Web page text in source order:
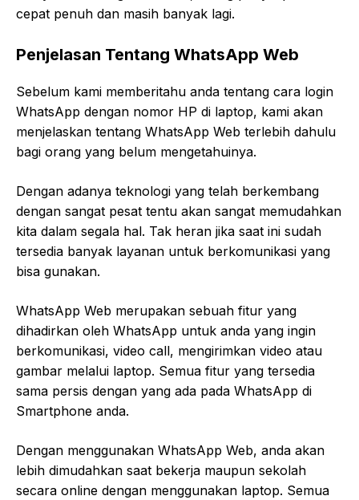
cepat penuh dan masih banyak lagi.
Penjelasan Tentang WhatsApp Web
Sebelum kami memberitahu anda tentang cara login
WhatsApp dengan nomor HP di laptop, kami akan
menjelaskan tentang WhatsApp Web terlebih dahulu
bagi orang yang belum mengetahuinya.
Dengan adanya teknologi yang telah berkembang
dengan sangat pesat tentu akan sangat memudahkan
kita dalam segala hal. Tak heran jika saat ini sudah
tersedia banyak layanan untuk berkomunikasi yang
bisa gunakan.
WhatsApp Web merupakan sebuah fitur yang
dihadirkan oleh WhatsApp untuk anda yang ingin
berkomunikasi, video call, mengirimkan video atau
gambar melalui laptop. Semua fitur yang tersedia
sama persis dengan yang ada pada WhatsApp di
Smartphone anda.
Dengan menggunakan WhatsApp Web, anda akan
lebih dimudahkan saat bekerja maupun sekolah
secara online dengan menggunakan laptop. Semua